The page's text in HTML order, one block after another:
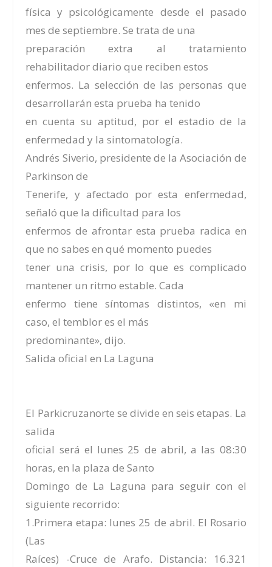
física y psicológicamente desde el pasado
mes de septiembre. Se trata de una
preparación extra al tratamiento
rehabilitador diario que reciben estos
enfermos. La selección de las personas que
desarrollarán esta prueba ha tenido
en cuenta su aptitud, por el estadio de la
enfermedad y la sintomatología.
Andrés Siverio, presidente de la Asociación de
Parkinson de
Tenerife, y afectado por esta enfermedad,
señaló que la dificultad para los
enfermos de afrontar esta prueba radica en
que no sabes en qué momento puedes
tener una crisis, por lo que es complicado
mantener un ritmo estable. Cada
enfermo tiene síntomas distintos, «en mi
caso, el temblor es el más
predominante», dijo.
Salida oficial en La Laguna
El Parkicruzanorte se divide en seis etapas. La
salida
oficial será el lunes 25 de abril, a las 08:30
horas, en la plaza de Santo
Domingo de La Laguna para seguir con el
siguiente recorrido:
1.Primera etapa: lunes 25 de abril. El Rosario
(Las
Raíces) -Cruce de Arafo. Distancia: 16.321